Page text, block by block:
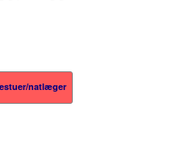
natlæger